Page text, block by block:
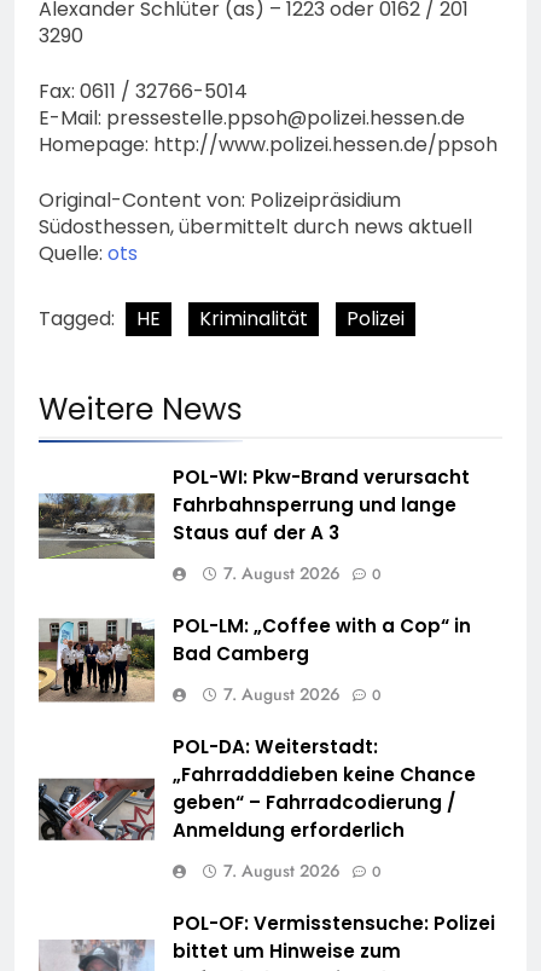
Alexander Schlüter (as) – 1223 oder 0162 / 201
3290
Fax: 0611 / 32766-5014
E-Mail: pressestelle.ppsoh@polizei.hessen.de
Homepage: http://www.polizei.hessen.de/ppsoh
Original-Content von: Polizeipräsidium
Südosthessen, übermittelt durch news aktuell
Quelle: ots
Tagged: HE Kriminalität Polizei
Weitere News
POL-WI: Pkw-Brand verursacht
Fahrbahnsperrung und lange
Staus auf der A 3
7. August 2026 0
POL-LM: „Coffee with a Cop“ in
Bad Camberg
7. August 2026 0
POL-DA: Weiterstadt:
„Fahrradddieben keine Chance
geben“ – Fahrradcodierung /
Anmeldung erforderlich
7. August 2026 0
POL-OF: Vermisstensuche: Polizei
bittet um Hinweise zum